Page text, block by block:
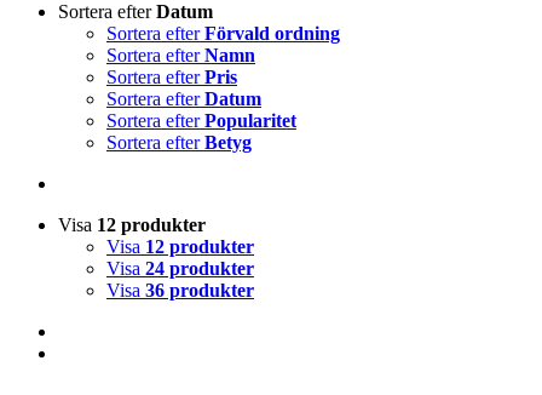
Sortera efterDatum
Sortera efterFörvald ordning
Sortera efterNamn
Sortera efterPris
Sortera efterDatum
Sortera efterPopularitet
Sortera efterBetyg
Visa 12 produkter
Visa 12 produkter
Visa 24 produkter
Visa 36 produkter